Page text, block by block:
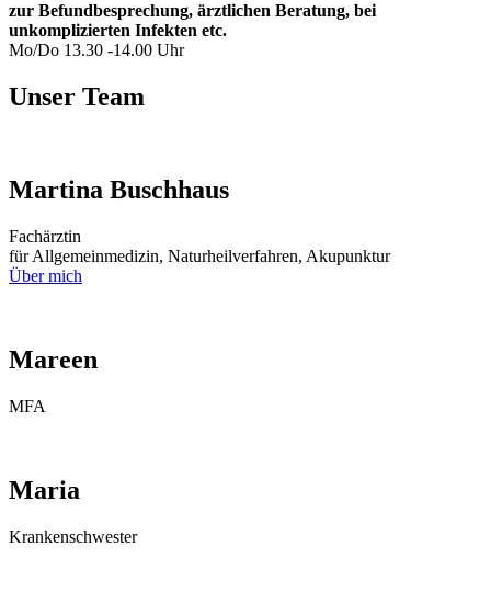
zur Befundbesprechung, ärztlichen Beratung, bei
unkomplizierten Infekten etc.
Mo/Do 13.30 -14.00 Uhr
Unser Team
Martina Buschhaus
Fachärztin
für Allgemeinmedizin, Naturheilverfahren, Akupunktur
Über mich
Mareen
MFA
Maria
Krankenschwester